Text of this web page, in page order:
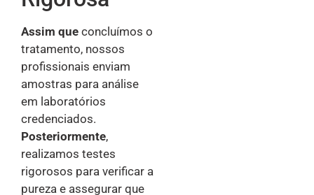
Assim que concluímos o
tratamento, nossos
profissionais enviam
amostras para análise
em laboratórios
credenciados.
Posteriormente,
realizamos testes
rigorosos para verificar a
pureza e assegurar que